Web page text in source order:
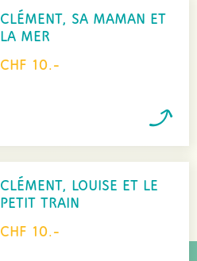
CLÉMENT, SA MAMAN ET
LA MER
CHF 10.-
CLÉMENT, LOUISE ET LE
PETIT TRAIN
CHF 10.-